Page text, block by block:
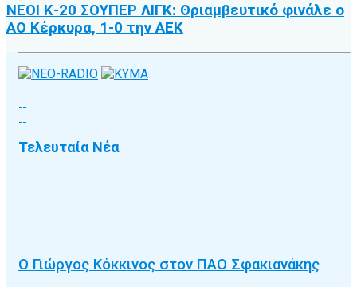
ΝΕΟΙ Κ-20 ΣΟΥΠΕΡ ΛΙΓΚ: Θριαμβευτικό φινάλε ο
ΑΟ Κέρκυρα, 1-0 την ΑΕΚ
Τελευταία Νέα
Ο Γιώργος Κόκκινος στον ΠΑΟ Σφακιανάκης